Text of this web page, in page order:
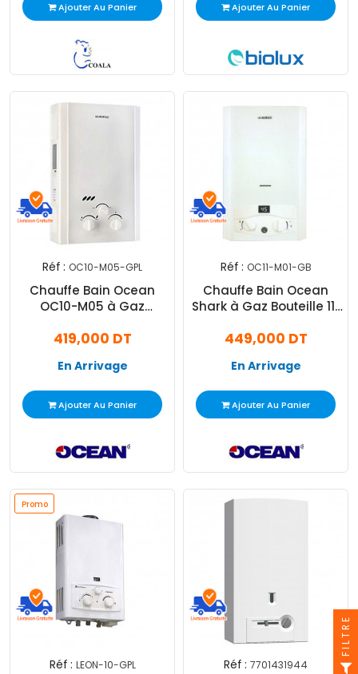
Ajouter Au Panier Ajouter Au Panier
Réf : OC10-M05-GPL
Chauffe Bain Ocean
OC10-M05 à Gaz
419,000 DT
En Arrivage
Ajouter Au Panier
Réf : OC11-M01-GB
Chauffe Bain Ocean
Shark à Gaz Bouteille 11L
449,000 DT
En Arrivage
Ajouter Au Panier
Promo
Réf : LEON-10-GPL Réf : 7701431944
FILTRE